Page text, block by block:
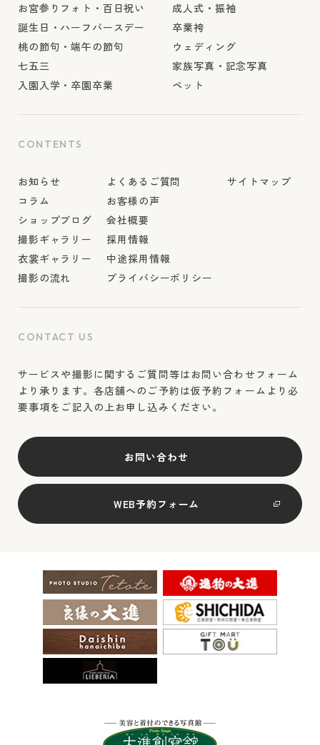
お宮参りフォト・百日祝い
誕生日・ハーフバースデー
桃の節句・端午の節句
七五三
入園入学・卒園卒業
成人式・振袖
卒業袴
ウェディング
家族写真・記念写真
ペット
CONTENTS
お知らせ
コラム
ショップブログ
撮影ギャラリー
衣裳ギャラリー
撮影の流れ
よくあるご質問
お客様の声
会社概要
採用情報
中途採用情報
プライバシーポリシー
サイトマップ
CONTACT US
サービスや撮影に関するご質問等はお問い合わせフォーム
より承ります。各店舗へのご予約は仮予約フォームより必
要事項をご記入の上お申し込みください。
お問い合わせ
WEB予約フォーム